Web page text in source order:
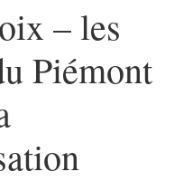
– les
Piémont